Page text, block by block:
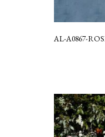
AL-A0867-